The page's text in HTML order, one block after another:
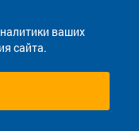
ваших
сайта.
продажи